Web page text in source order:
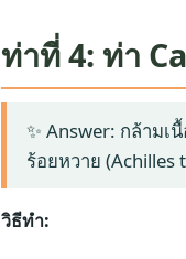
ท่าที่ 4: ท่า
✨ Answer: กล้าม
ร้อยหวาย (Achilles
วิธีทำ: